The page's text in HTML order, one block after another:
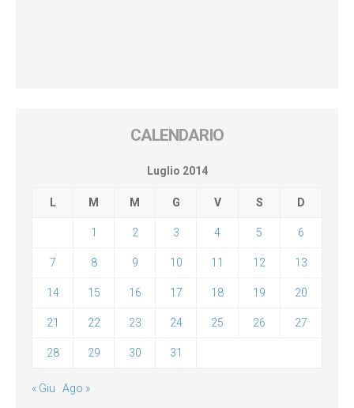
CALENDARIO
Luglio 2014
L M M G V S D
1 2 3 4 5 6
7 8 9 10 11 12 13
14 15 16 17 18 19 20
21 22 23 24 25 26 27
28 29 30 31
« Giu Ago »